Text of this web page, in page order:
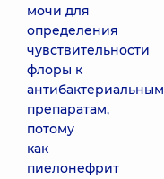
мочи для
определения
чувствительности
флоры к
антибактериальным
препаратам,
потому
как
пиелонефрит